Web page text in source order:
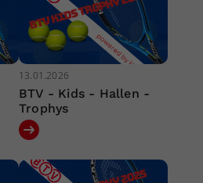
13.01.2026
BTV - Kids - Hallen -
Trophys